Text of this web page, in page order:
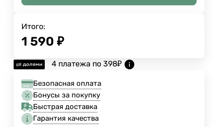
Итого:
1 590 ₽
4 платежа по 398₽
Безопасная оплата
Бонусы за покупку
Быстрая доставка
Гарантия качества